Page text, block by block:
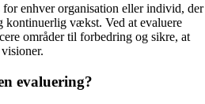
enhver organisation eller individ, der
kontinuerlig vækst. Ved at evaluere
områder til forbedring og sikre, at
evaluering?